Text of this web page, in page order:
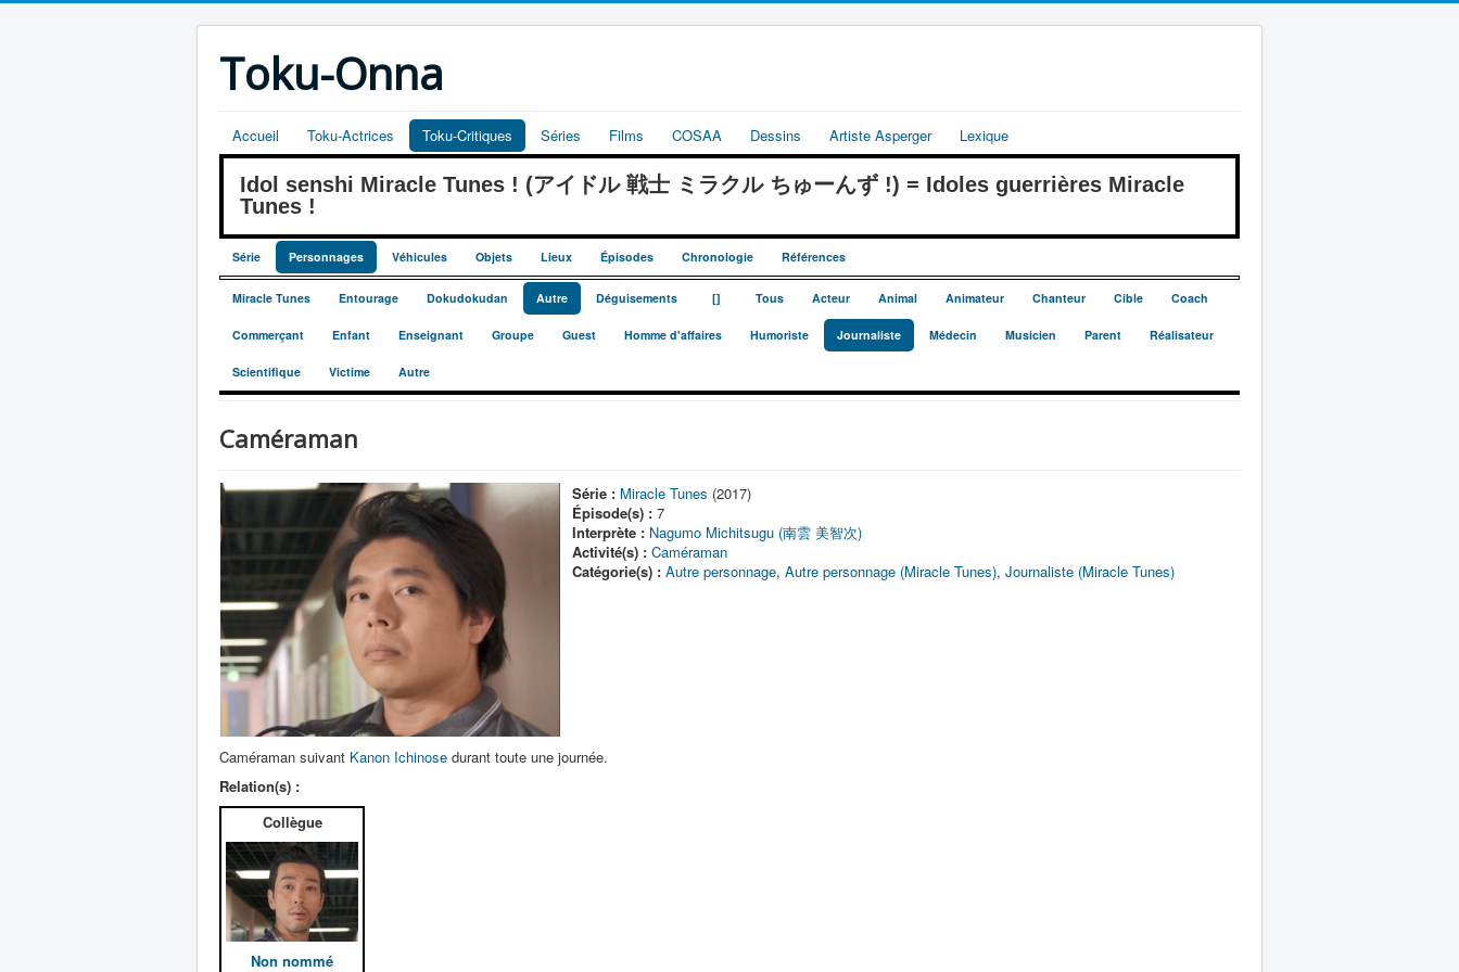
Toku-Onna
Accueil Toku-Actrices Toku-Critiques Séries Films COSAA Dessins Artiste Asperger Lexique
Idol senshi Miracle Tunes ! (アイドル 戦士 ミラクル ちゅーんず !) = Idoles guerrières Miracle
Tunes !
Série Personnages Véhicules Objets Lieux Épisodes Chronologie Références
Miracle Tunes Entourage Dokudokudan Autre Déguisements [] Tous Acteur Animal Animateur Chanteur Cible Coach
Commerçant Enfant Enseignant Groupe Guest Homme d'affaires Humoriste Journaliste Médecin Musicien Parent Réalisateur
Scientifique Victime Autre
Caméraman
Série : Miracle Tunes (2017)
Épisode(s) :7
Interprète : Nagumo Michitsugu (南雲 美智次)
Activité(s) : Caméraman
Catégorie(s) : Autre personnage, Autre personnage (Miracle Tunes), Journaliste (Miracle Tunes)
Caméraman suivant Kanon Ichinose durant toute une journée.
Relation(s) :
Collègue
Non nommé